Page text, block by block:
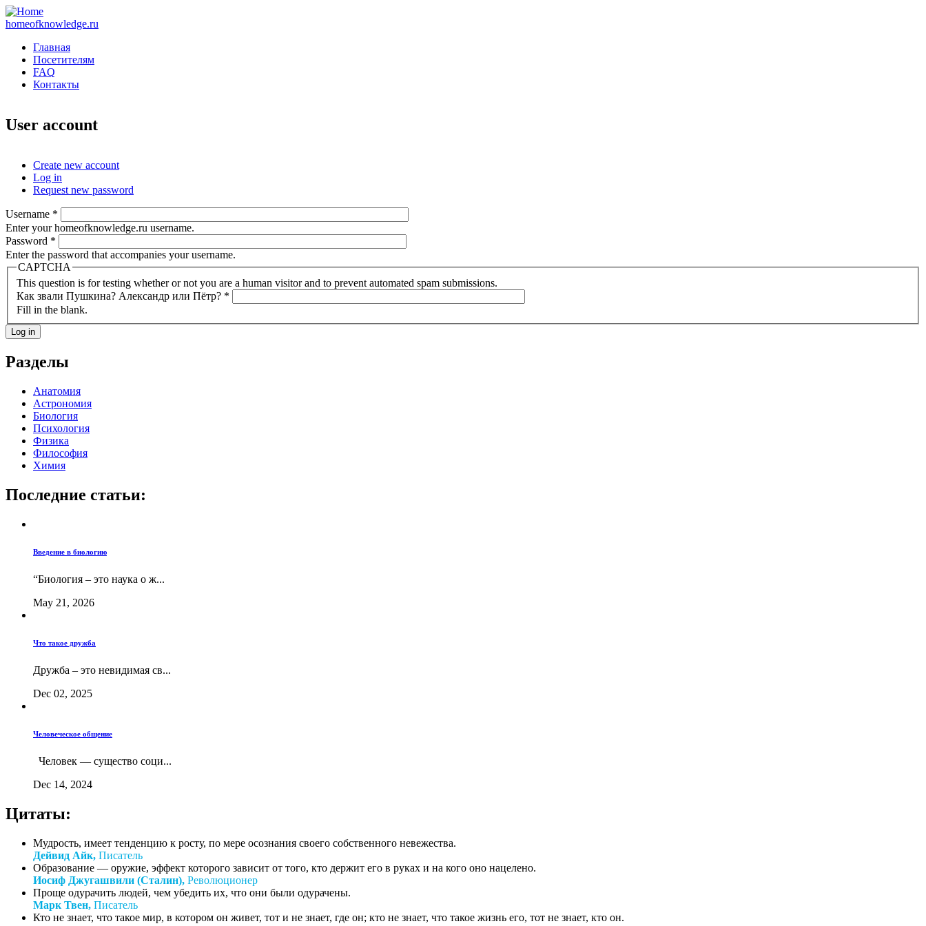
homeofknowledge.ru
Главная
Посетителям
FAQ
Контакты
User account
Primary tabs
Create new account
Log in
Request new password
Username *
Enter your homeofknowledge.ru username.
Password *
Enter the password that accompanies your username.
CAPTCHA
This question is for testing whether or not you are a human visitor and to prevent automated spam submissions.
Как звали Пушкина? Александр или Пётр? *
Fill in the blank.
Разделы
Анатомия
Астрономия
Биология
Психология
Физика
Философия
Химия
Последние статьи:
Введение в биологию
“Биология – это наука о ж...
May 21, 2026
Что такое дружба
Дружба – это невидимая св...
Dec 02, 2025
Человеческое общение
Человек — существо соци...
Dec 14, 2024
Цитаты:
Мудрость, имеет тенденцию к росту, по мере осознания своего собственного невежества.
Дейвид Айк, Писатель
Образование — оружие, эффект которого зависит от того, кто держит его в руках и на кого оно нацелено.
Иосиф Джугашвили (Сталин), Революционер
Проще одурачить людей, чем убедить их, что они были одурачены.
Марк Твен, Писатель
Кто не знает, что такое мир, в котором он живет, тот и не знает, где он; кто не знает, что такое жизнь его, тот не знает, кто он.